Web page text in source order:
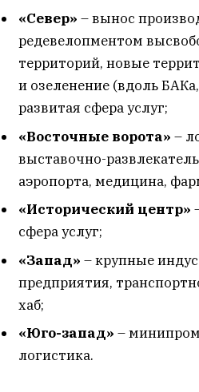
«Север» – вынос
редевелопментом
территорий, новые
и озеленение (вдоль
развитая сфера услуг;
«Восточные ворота» –
выставочно-
аэропорта, медицина,
«Исторический центр»
сфера услуг;
«Запад» – крупные
предприятия,
хаб;
«Юго-запад» –
логистика.